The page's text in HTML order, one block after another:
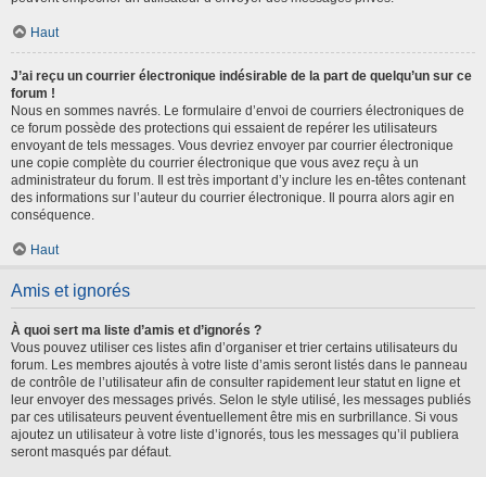
Haut
J’ai reçu un courrier électronique indésirable de la part de quelqu’un sur ce
forum !
Nous en sommes navrés. Le formulaire d’envoi de courriers électroniques de
ce forum possède des protections qui essaient de repérer les utilisateurs
envoyant de tels messages. Vous devriez envoyer par courrier électronique
une copie complète du courrier électronique que vous avez reçu à un
administrateur du forum. Il est très important d’y inclure les en-têtes contenant
des informations sur l’auteur du courrier électronique. Il pourra alors agir en
conséquence.
Haut
Amis et ignorés
À quoi sert ma liste d’amis et d’ignorés ?
Vous pouvez utiliser ces listes afin d’organiser et trier certains utilisateurs du
forum. Les membres ajoutés à votre liste d’amis seront listés dans le panneau
de contrôle de l’utilisateur afin de consulter rapidement leur statut en ligne et
leur envoyer des messages privés. Selon le style utilisé, les messages publiés
par ces utilisateurs peuvent éventuellement être mis en surbrillance. Si vous
ajoutez un utilisateur à votre liste d’ignorés, tous les messages qu’il publiera
seront masqués par défaut.